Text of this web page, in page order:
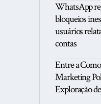
WhatsApp
bloqueios
usuários
contas
Entre a
Marketing
Exploração